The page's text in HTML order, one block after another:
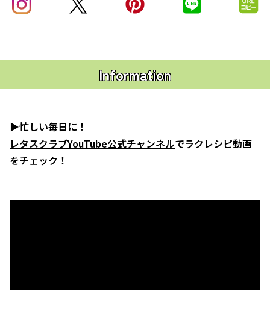
Information
▶忙しい毎日に！
レタスクラブYouTube公式チャンネルでラクレシピ動画
をチェック！